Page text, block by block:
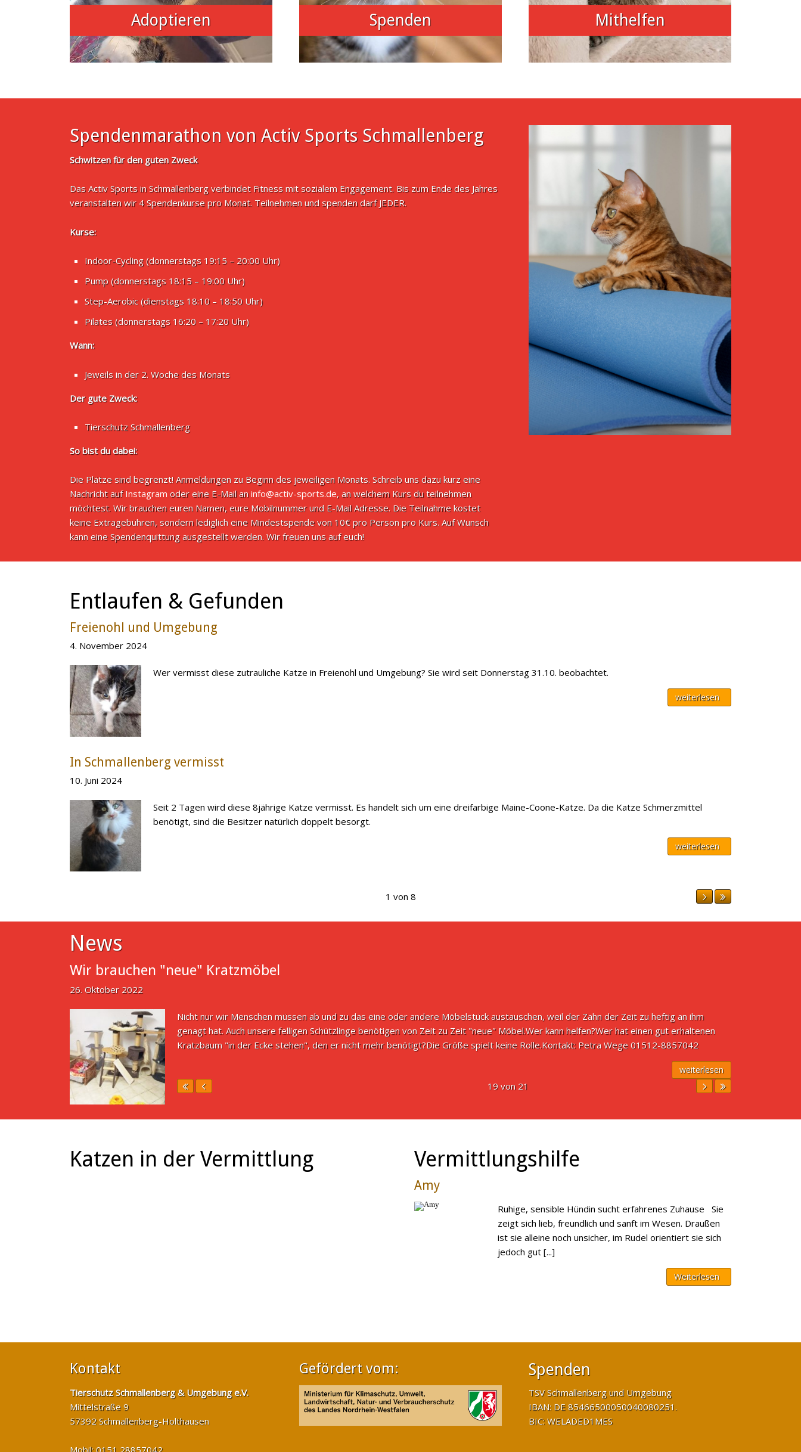
Adoptieren Spenden Mithelfen
Spendenmarathon von Activ Sports Schmallenberg
Schwitzen für den guten Zweck
Das Activ Sports in Schmallenberg verbindet Fitness mit sozialem Engagement. Bis zum Ende des Jahres
veranstalten wir 4 Spendenkurse pro Monat. Teilnehmen und spenden darf JEDER.
Kurse:
Indoor-Cycling (donnerstags 19:15 – 20:00 Uhr)
Pump (donnerstags 18:15 – 19:00 Uhr)
Step-Aerobic (dienstags 18:10 – 18:50 Uhr)
Pilates (donnerstags 16:20 – 17:20 Uhr)
Wann:
Jeweils in der 2. Woche des Monats
Der gute Zweck:
Tierschutz Schmallenberg
So bist du dabei:
Die Plätze sind begrenzt! Anmeldungen zu Beginn des jeweiligen Monats. Schreib uns dazu kurz eine
Nachricht aufInstagram oder eine E-Mail an info@activ-sports.de, an welchem Kurs du teilnehmen
möchtest. Wir brauchen euren Namen, eure Mobilnummer und E-Mail Adresse. Die Teilnahme kostet
keine Extragebühren, sondern lediglich eine Mindestspende von 10€ pro Person pro Kurs. Auf Wunsch
kann eine Spendenquittung ausgestellt werden. Wir freuen uns auf euch!
Entlaufen & Gefunden
Freienohl und Umgebung
4. November 2024
Wer vermisst diese zutrauliche Katze in Freienohl und Umgebung? Sie wird seit Donnerstag 31.10. beobachtet.
weiterlesen
In Schmallenberg vermisst
10. Juni 2024
Seit 2 Tagen wird diese 8jährige Katze vermisst. Es handelt sich um eine dreifarbige Maine-Coone-Katze. Da die Katze Schmerzmittel
benötigt, sind die Besitzer natürlich doppelt besorgt.
weiterlesen
1 von 8
News
Wir brauchen "neue" Kratzmöbel
26. Oktober 2022
Nicht nur wir Menschen müssen ab und zu das eine oder andere Möbelstück austauschen, weil der Zahn der Zeit zu heftig an ihm
genagt hat. Auch unsere felligen Schützlinge benötigen von Zeit zu Zeit "neue" Möbel.Wer kann helfen?Wer hat einen gut erhaltenen
Kratzbaum "in der Ecke stehen", den er nicht mehr benötigt?Die Größe spielt keine Rolle.Kontakt: Petra Wege 01512-8857042
weiterlesen
19 von 21
Katzen in der Vermittlung Vermittlungshilfe
Amy
Ruhige, sensible Hündin sucht erfahrenes Zuhause Sie
zeigt sich lieb, freundlich und sanft im Wesen. Draußen
ist sie alleine noch unsicher, im Rudel orientiert sie sich
jedoch gut [...]
Weiterlesen
Kontakt
Tierschutz Schmallenberg & Umgebung e.V.
Mittelstraße 9
57392 Schmallenberg-Holthausen
Gefördert vom: Spenden
TSV Schmallenberg und Umgebung
IBAN: DE 85466500050040080251.
BIC: WELADED1MES